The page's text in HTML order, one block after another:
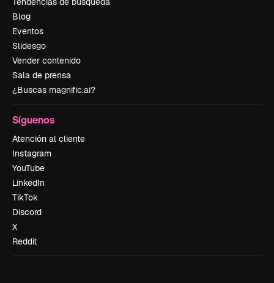
Blog
Eventos
Slidesgo
Vender contenido
Sala de prensa
¿Buscas magnific.ai?
Síguenos
Atención al cliente
Instagram
YouTube
LinkedIn
TikTok
Discord
X
Reddit